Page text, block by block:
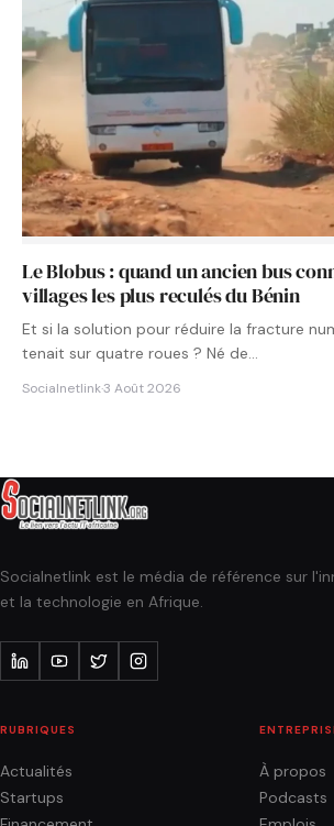
Le Blobus : quand un ancien bus
villages les plus reculés du Bénin
Et si la solution pour réduire la fracture
tenait sur quatre roues ? Né de…
Socialnetlink·3 Août 2026
Socialnetlink est le média de référence sur
et la technologie en Afrique.
RUBRIQUES
Actualités
Startups
À propos
Podcasts